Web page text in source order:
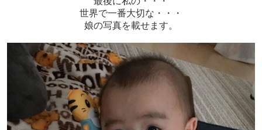
世界で一番大切な・・・
娘の写真を載せます。